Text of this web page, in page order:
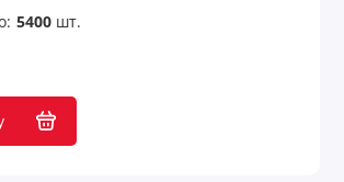
на природе
5400шт.